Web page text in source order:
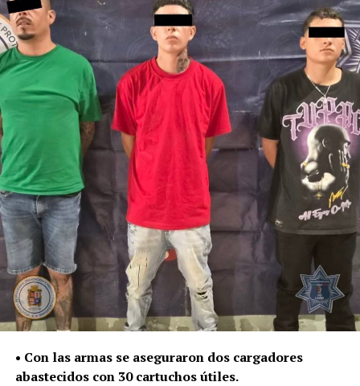
delitos y faltas administrativas.
Las sustancias y el detenido quedaron a disposición de la
Fiscalía General del Estado, autoridad encargada de dar
seguimiento a las investigaciones y determinar su
situación jurídica.
De enero a julio de este año, la Policía de León ha
asegurado 187 mil 534 dosis de distintas sustancias,
como parte del trabajo para contener su posesión,
distribución y presunta venta.
La Secretaría de Seguridad, Prevención y Protección
Ciudadana continuará con la atención de reportes y la
intervención policial para retirar estas sustancias de las
calles y evitar que lleguen a niñas, niños y jóvenes.
• Con las armas se aseguraron dos cargadores
abastecidos con 30 cartuchos útiles.